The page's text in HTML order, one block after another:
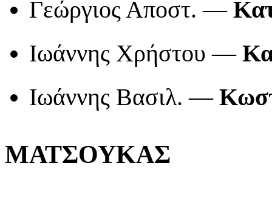
Γεώργιος Αποστ. —
Ιωάννης Χρήστου —
Ιωάννης Βασιλ. —
ΜΑΤΣΟΥΚΑΣ